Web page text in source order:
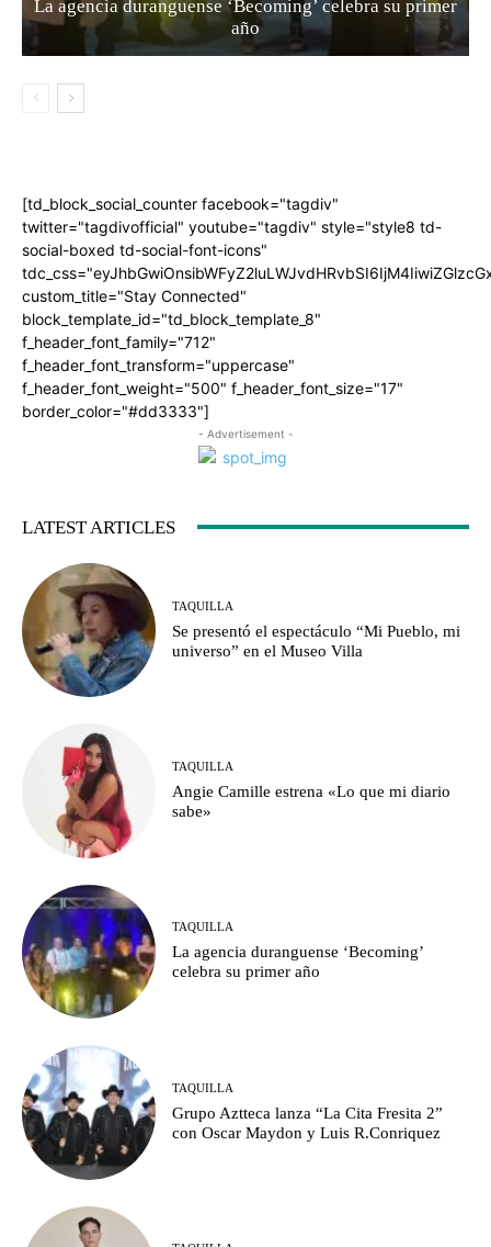
La agencia duranguense ‘Becoming’ celebra su primer
año
[td_block_social_counter facebook="tagdiv"
twitter="tagdivofficial" youtube="tagdiv" style="style8 td-
social-boxed td-social-font-icons"
custom_title="Stay Connected"
block_template_id="td_block_template_8"
f_header_font_family="712"
f_header_font_transform="uppercase"
f_header_font_weight="500" f_header_font_size="17"
border_color="#dd3333"]
- Advertisement -
LATEST ARTICLES
TAQUILLA
Se presentó el espectáculo “Mi Pueblo, mi
universo” en el Museo Villa
TAQUILLA
Angie Camille estrena «Lo que mi diario
sabe»
TAQUILLA
La agencia duranguense ‘Becoming’
celebra su primer año
TAQUILLA
Grupo Aztteca lanza “La Cita Fresita 2”
con Oscar Maydon y Luis R.Conriquez